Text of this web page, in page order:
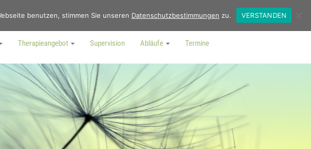
Therapieangebot Supervision Abläufe Termine
benutzen, stimmen Sie unseren Datenschutzbestimmungen zu. VERSTANDEN